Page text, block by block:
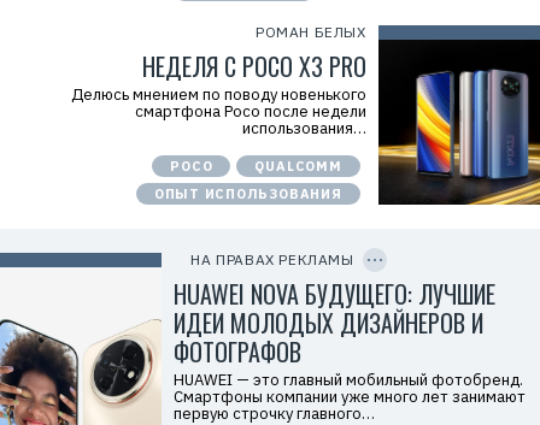
РОМАН БЕЛЫХ
НЕДЕЛЯ С POCO X3 PRO
Делюсь мнением по поводу новенького
смартфона Poco после недели
использования…
POCO
QUALCOMM
ОПЫТ ИСПОЛЬЗОВАНИЯ
НА ПРАВАХ РЕКЛАМЫ
о
д
т
О
О
О
«
х
к
I
HUAWEI NOVA БУДУЩЕГО: ЛУЧШИЕ
ИДЕИ МОЛОДЫХ ДИЗАЙНЕРОВ И
ФОТОГРАФОВ
HUAWEI — это главный мобильный фотобренд.
Смартфоны компании уже много лет занимают
первую строчку главного…